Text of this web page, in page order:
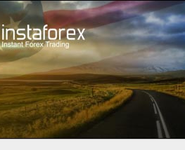
ট্রেডারদের জন্য অ্যাকাউন্ট খুলুন